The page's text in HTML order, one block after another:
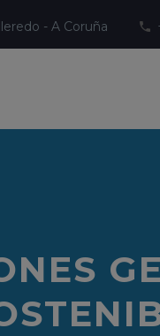
- A Coruña